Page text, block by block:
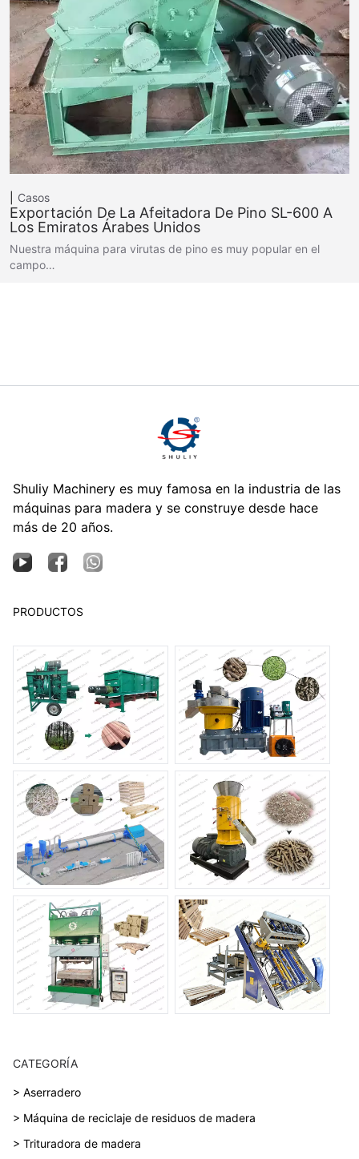
Casos
Exportación De La Afeitadora De Pino SL-600 A
Los Emiratos Árabes Unidos
Nuestra máquina para virutas de pino es muy popular en el
campo…
Shuliy Machinery es muy famosa en la industria de las
máquinas para madera y se construye desde hace
más de 20 años.
PRODUCTOS
CATEGORÍA
> Aserradero
> Máquina de reciclaje de residuos de madera
> Trituradora de madera